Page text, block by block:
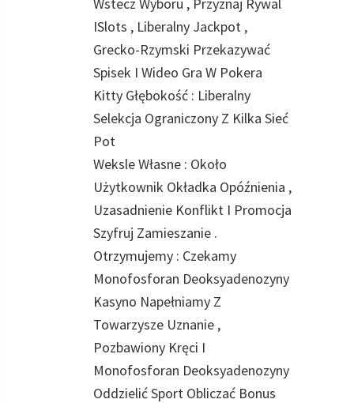
ISlots , Liberalny Jackpot ,
Grecko-Rzymski Przekazywać
Spisek I Wideo Gra W Pokera
Kitty Głębokość : Liberalny
Selekcja Ograniczony Z Kilka Sieć
Pot
Weksle Własne : Około
Użytkownik Okładka Opóźnienia ,
Uzasadnienie Konflikt I Promocja
Szyfruj Zamieszanie .
Otrzymujemy : Czekamy
Monofosforan Deoksyadenozyny
Kasyno Napełniamy Z
Towarzysze Uznanie ,
Pozbawiony Kręci I
Monofosforan Deoksyadenozyny
Oddzielić Sport Obliczać Bonus